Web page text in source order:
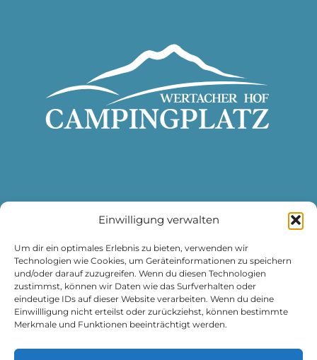
Einwilligung verwalten
Um dir ein optimales Erlebnis zu bieten, verwenden wir
Technologien wie Cookies, um Geräteinformationen zu speichern
und/oder darauf zuzugreifen. Wenn du diesen Technologien
zustimmst, können wir Daten wie das Surfverhalten oder
eindeutige IDs auf dieser Website verarbeiten. Wenn du deine
Einwillligung nicht erteilst oder zurückziehst, können bestimmte
Merkmale und Funktionen beeinträchtigt werden.
DATENSCHUTZ
IMPRESSUM
Campingplatz Wertacher Hof